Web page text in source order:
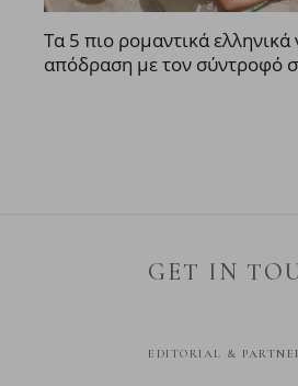
Τα 5 πιο ρομαντικά ελληνικά
απόδραση με τον σύντροφό
GET IN
EDITORIAL &